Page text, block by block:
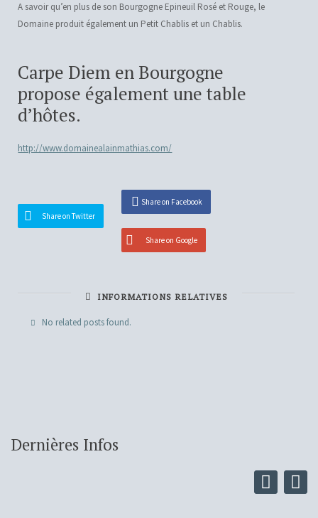
A savoir qu’en plus de son Bourgogne Epineuil Rosé et Rouge, le
Domaine produit également un Petit Chablis et un Chablis.
Carpe Diem en Bourgogne
propose également une table
d’hôtes.
http://www.domainealainmathias.com/
Share on Twitter
Share on Facebook
Share on Google
INFORMATIONS RELATIVES
No related posts found.
Dernières Infos